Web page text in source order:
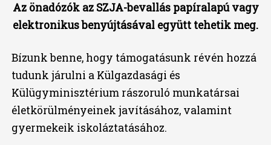
Az önadózók az SZJA-bevallás papíralapú vagy
elektronikus benyújtásával együtt tehetik meg.
Bízunk benne, hogy támogatásunk révén hozzá
tudunk járulni a Külgazdasági és
Külügyminisztérium rászoruló munkatársai
életkörülményeinek javításához, valamint
gyermekeik iskoláztatásához.